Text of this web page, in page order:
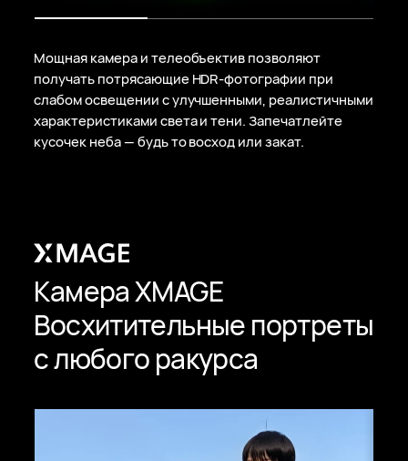
Мощная камера и телеобъектив позволяют
получать потрясающие HDR-фотографии при
слабом освещении с улучшенными, реалистичными
характеристиками света и тени. Запечатлейте
кусочек неба — будь то восход или закат.
Камера XMAGE
Восхитительные портреты
с любого ракурса